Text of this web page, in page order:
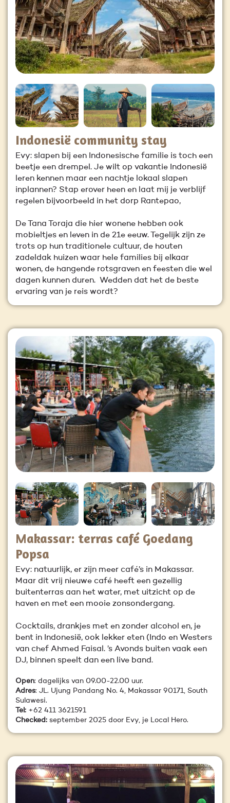
Indonesië community stay
Evy: slapen bij een Indonesische familie is toch een
beetje een drempel. Je wilt op vakantie Indonesië
leren kennen maar een nachtje lokaal slapen
inplannen? Stap erover heen en laat mij je verblijf
regelen bijvoorbeeld in het dorp Rantepao,
De Tana Toraja die hier wonene hebben ook
mobieltjes en leven in de 21e eeuw. Tegelijk zijn ze
trots op hun traditionele cultuur, de houten
zadeldak huizen waar hele families bij elkaar
wonen, de hangende rotsgraven en feesten die wel
dagen kunnen duren. Wedden dat het de beste
ervaring van je reis wordt?
Makassar: terras café Goedang
Popsa
Evy: natuurlijk, er zijn meer café’s in Makassar.
Maar dit vrij nieuwe café heeft een gezellig
buitenterras aan het water, met uitzicht op de
haven en met een mooie zonsondergang.
Cocktails, drankjes met en zonder alcohol en, je
bent in Indonesië, ook lekker eten (Indo en Westers
van chef Ahmed Faisal. ’s Avonds buiten vaak een
DJ, binnen speelt dan een live band.
Open: dagelijks van 09.00-22.00 uur.
Adres: JL. Ujung Pandang No. 4, Makassar 90171, South
Sulawesi.
Tel: +62 411 3621591
Checked: september 2025 door Evy, je Local Hero.